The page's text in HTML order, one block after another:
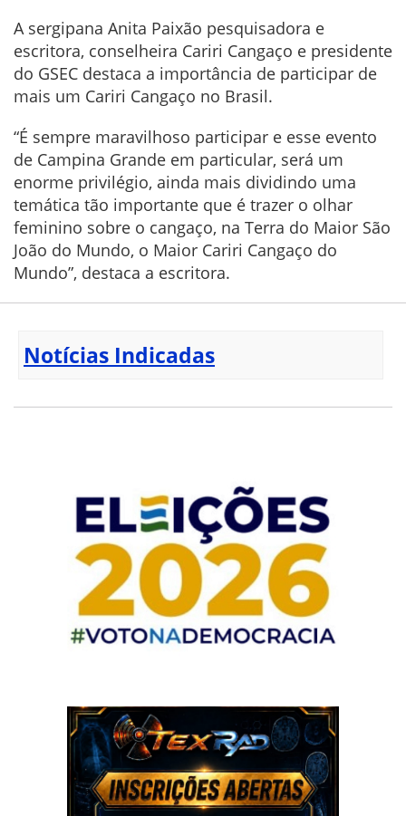
A sergipana Anita Paixão pesquisadora e
escritora, conselheira Cariri Cangaço e presidente
do GSEC destaca a importância de participar de
mais um Cariri Cangaço no Brasil.
“É sempre maravilhoso participar e esse evento
de Campina Grande em particular, será um
enorme privilégio, ainda mais dividindo uma
temática tão importante que é trazer o olhar
feminino sobre o cangaço, na Terra do Maior São
João do Mundo, o Maior Cariri Cangaço do
Mundo”, destaca a escritora.
Notícias Indicadas